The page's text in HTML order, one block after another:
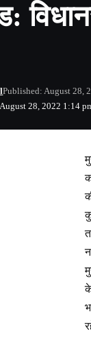
28, 2022 1:14
Published: August 28,